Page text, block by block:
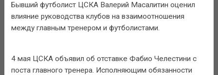
Бывший футболист ЦСКА Валерий Масалитин оценил
влияние руководства клубов на взаимоотношения
между главным тренером и футболистами.
4 мая ЦСКА объявил об отставке Фабио Челестини с
поста главного тренера. Исполняющим обязанности